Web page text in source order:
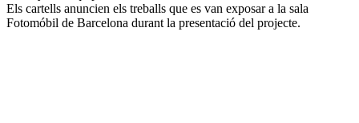
Els cartells anuncien els treballs que es van exposar a la sala
Fotomóbil de Barcelona durant la presentació del projecte.